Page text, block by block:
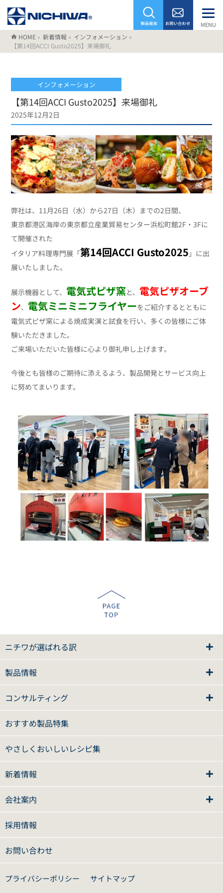
MENU
HOME » 新着情報 » インフォメーション »
【第14回ACCI Gusto2025】来場御礼
インフォメーション
【第14回ACCI Gusto2025】来場御礼
2025年12月2日
弊社は、11月26日（水）から27日（木）までの2日間、
東京都港区海岸の東京都立産業貿易センター浜松町館2F・3Fに
て開催された
イタリア料理専門展「第14回ACCI Gusto2025 」に出
展いたしました。
展示機器として、 電気式ピザ窯と、 電気ピザオーブ
ン、 電気ミニミニフライヤーをご紹介するとともに
電気式ピザ窯による焼成実演と試食を行い、多くの皆様にご体
験いただきました。
ご来場いただいた皆様に心より御礼申し上げます。
今後とも皆様のご期待に添えるよう、製品開発とサービス向上
に努めてまいります。
ニチワが選ばれる訳
製品情報
コンサルティング
おすすめ製品特集
やさしくおいしいレシピ集
新着情報
会社案内
採用情報
お問い合わせ
プライバシーポリシー サイトマップ